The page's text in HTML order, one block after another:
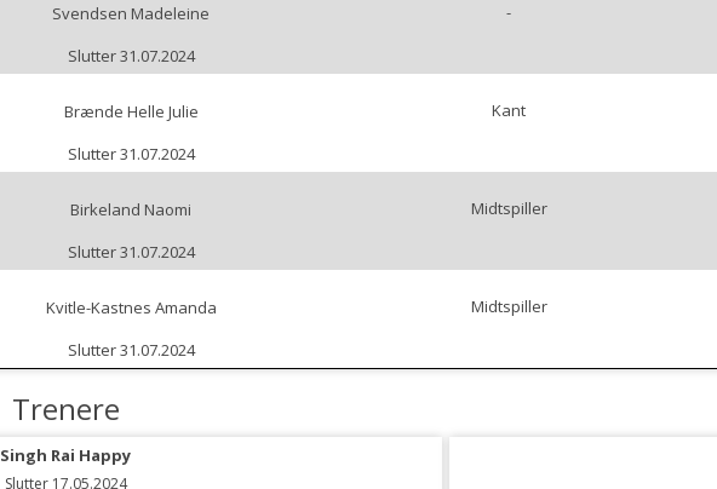
Svendsen Madeleine
Slutter 31.07.2024
-
Brænde Helle Julie
Slutter 31.07.2024
Kant
Birkeland Naomi
Slutter 31.07.2024
Midtspiller
Kvitle-Kastnes Amanda
Slutter 31.07.2024
Midtspiller
Trenere
Singh Rai Happy
Slutter 17.05.2024